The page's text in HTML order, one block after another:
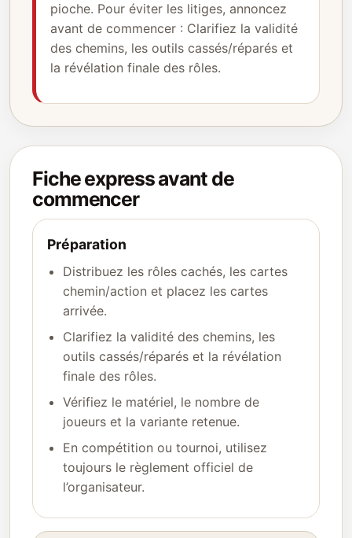
pioche. Pour éviter les litiges, annoncez
avant de commencer : Clarifiez la validité
des chemins, les outils cassés/réparés et
la révélation finale des rôles.
Fiche express avant de
commencer
Préparation
Distribuez les rôles cachés, les cartes
chemin/action et placez les cartes
arrivée.
Clarifiez la validité des chemins, les
outils cassés/réparés et la révélation
finale des rôles.
Vérifiez le matériel, le nombre de
joueurs et la variante retenue.
En compétition ou tournoi, utilisez
toujours le règlement officiel de
l’organisateur.